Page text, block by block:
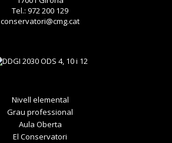
Tel.: 972 200 129
conservatori@cmg.cat
Nivell elemental
Grau professional
Aula Oberta
El Conservatori